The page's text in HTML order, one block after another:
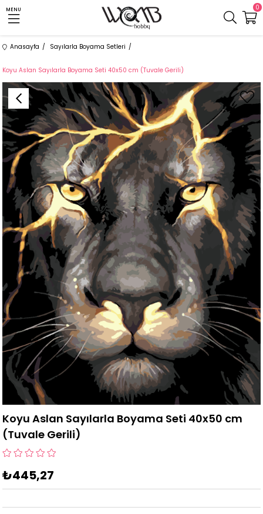
MENU 0
Anasayfa Sayılarla Boyama Setleri
Koyu Aslan Sayılarla Boyama Seti 40x50 cm (Tuvale Gerili)
Koyu Aslan Sayılarla Boyama Seti 40x50 cm
(Tuvale Gerili)
₺445,27